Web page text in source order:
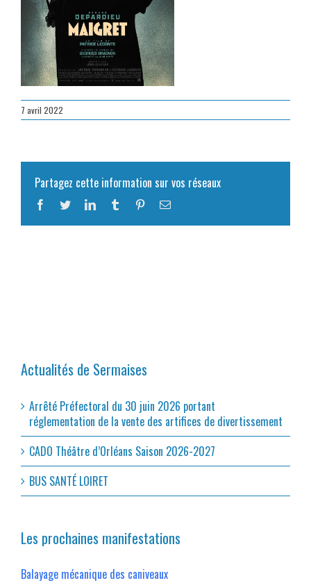
7 avril 2022
Partagez cette information sur vos réseaux
Facebook
TwitterLinkedInTumblr PinterestEmail
Actualités de Sermaises
Arrêté Préfectoral du 30 juin 2026 portant
réglementation de la vente des artifices de divertissement
CADO Théâtre d’Orléans Saison 2026-2027
BUS SANTÉ LOIRET
Les prochaines manifestations
Balayage mécanique des caniveaux